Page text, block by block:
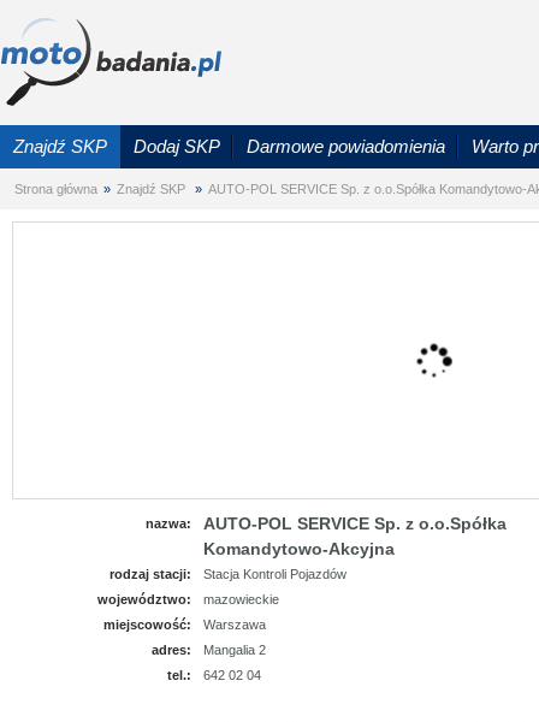
Znajdź SKP Dodaj SKP Darmowe powiadomienia Warto
Strona główna » Znajdź SKP » AUTO-POL SERVICE Sp. z o.o.Spółka Komandytowo-
nazwa:
AUTO-POL SERVICE Sp. z o.o.Spółka
Komandytowo-Akcyjna
rodzaj stacji:
Stacja Kontroli Pojazdów
województwo:
mazowieckie
miejscowość:
Warszawa
adres:
Mangalia 2
tel.:
642 02 04